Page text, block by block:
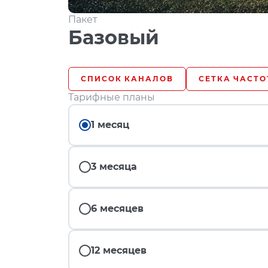
Пакет
Базовый
СПИСОК КАНАЛОВ СЕТКА
Тарифные планы
1 месяц
3 месяца
6 месяцев
12 месяцев